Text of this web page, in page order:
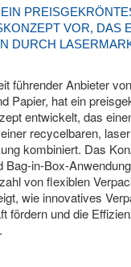
VOR, DAS
DURCH
führender Anbieter
Papier, hat ein
entwickelt, das
recycelbaren,
kombiniert. Das
Bag-in-Box-
von flexiblen
wie innovatives
fördern und die